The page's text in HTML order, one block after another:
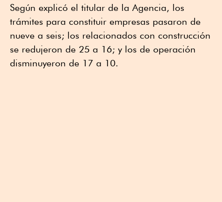
Según explicó el titular de la Agencia, los
trámites para constituir empresas pasaron de
nueve a seis; los relacionados con construcción
se redujeron de 25 a 16; y los de operación
disminuyeron de 17 a 10.